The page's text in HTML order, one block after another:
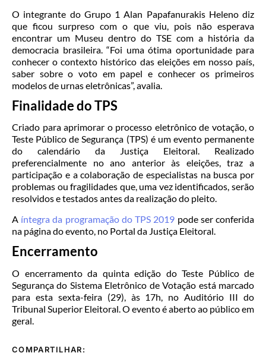
O integrante do Grupo 1 Alan Papafanurakis Heleno diz
que ficou surpreso com o que viu, pois não esperava
encontrar um Museu dentro do TSE com a história da
democracia brasileira. “Foi uma ótima oportunidade para
conhecer o contexto histórico das eleições em nosso país,
saber sobre o voto em papel e conhecer os primeiros
modelos de urnas eletrônicas”, avalia.
Finalidade do TPS
Criado para aprimorar o processo eletrônico de votação, o
Teste Público de Segurança (TPS) é um evento permanente
do calendário da Justiça Eleitoral. Realizado
preferencialmente no ano anterior às eleições, traz a
participação e a colaboração de especialistas na busca por
problemas ou fragilidades que, uma vez identificados, serão
resolvidos e testados antes da realização do pleito.
A íntegra da programação do TPS 2019 pode ser conferida
na página do evento, no Portal da Justiça Eleitoral.
Encerramento
O encerramento da quinta edição do Teste Público de
Segurança do Sistema Eletrônico de Votação está marcado
para esta sexta-feira (29), às 17h, no Auditório III do
Tribunal Superior Eleitoral. O evento é aberto ao público em
geral.
COMPARTILHAR: